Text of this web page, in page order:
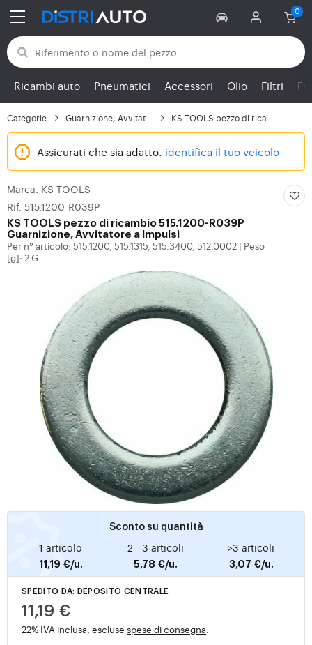
Torna alle categorie
Ricambi auto Pneumatici Accessori Olio Filtri
Categorie KS TOOLS pezzo di rica...
Assicurati che sia adatto: identifica il tuo veicolo
Marca: KS TOOLS
Rif. 515.1200-R039P
KS TOOLS pezzo di ricambio 515.1200-R039P
Guarnizione, Avvitatore a Impulsi
Per n° articolo: 515.1200, 515.1315, 515.3400, 512.0002
Peso
[g]: 2 G
Sconto su quantità
1 articolo
11,19 €/u.
2 - 3 articoli
5,78 €/u.
>3 articoli
3,07 €/u.
SPEDITO DA: DEPOSITO CENTRALE
11,19 €
22% IVA inclusa, escluse spese di consegna